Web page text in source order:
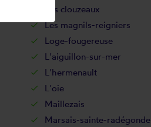
Les clouzeaux
Les magnils-reigniers
Loge-fougereuse
L'aiguillon-sur-mer
L'hermenault
L'oie
Maillezais
Marsais-sainte-radégonde